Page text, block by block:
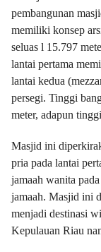
pembangunan
memiliki konsep
seluas l 15.797
lantai pertama
lantai kedua
persegi. Tinggi
meter, adapun
Masjid ini
pria pada lantai
jamaah wanita
jamaah. Masjid ini
menjadi destinasi
Kepulauan Riau